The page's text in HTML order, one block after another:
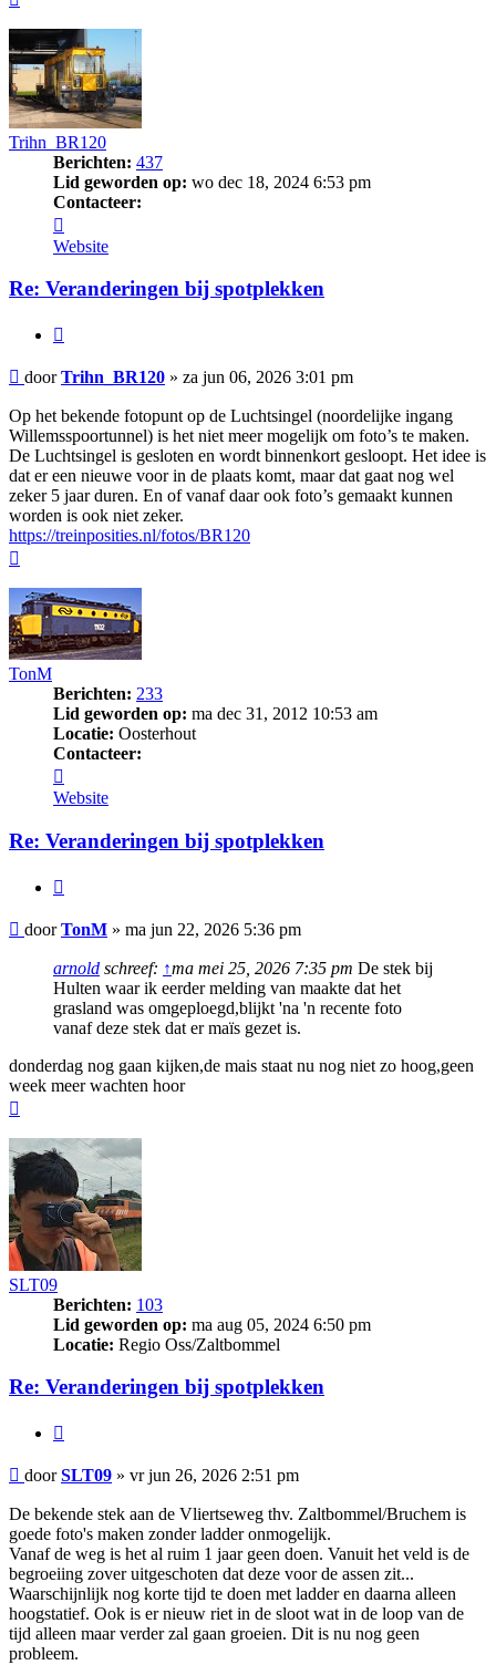
Trihn_BR120
Berichten: 437
Lid geworden op: wo dec 18, 2024 6:53 pm
Contacteer:
Trihn_BR120
Website
Re: Veranderingen bij spotplekken
Bericht
doorTrihn_BR120 » za jun 06, 2026 3:01 pm
Op het bekende fotopunt op de Luchtsingel (noordelijke ingang
Willemsspoortunnel) is het niet meer mogelijk om foto’s te maken.
De Luchtsingel is gesloten en wordt binnenkort gesloopt. Het idee is
dat er een nieuwe voor in de plaats komt, maar dat gaat nog wel
zeker 5 jaar duren. En of vanaf daar ook foto’s gemaakt kunnen
worden is ook niet zeker.
https://treinposities.nl/fotos/BR120
TonM
Berichten: 233
Lid geworden op: ma dec 31, 2012 10:53 am
Locatie: Oosterhout
Contacteer:
TonM
Website
Re: Veranderingen bij spotplekken
Bericht
doorTonM » ma jun 22, 2026 5:36 pm
arnold schreef: ↑ma mei 25, 2026 7:35 pm De stek bij
Hulten waar ik eerder melding van maakte dat het
grasland was omgeploegd,blijkt 'na 'n recente foto
vanaf deze stek dat er maïs gezet is.
donderdag nog gaan kijken,de mais staat nu nog niet zo hoog,geen
week meer wachten hoor
SLT09
Berichten: 103
Lid geworden op: ma aug 05, 2024 6:50 pm
Locatie: Regio Oss/Zaltbommel
Re: Veranderingen bij spotplekken
Bericht
doorSLT09 » vr jun 26, 2026 2:51 pm
De bekende stek aan de Vliertseweg thv. Zaltbommel/Bruchem is
goede foto's maken zonder ladder onmogelijk.
Vanaf de weg is het al ruim 1 jaar geen doen. Vanuit het veld is de
begroeiing zover uitgeschoten dat deze voor de assen zit...
Waarschijnlijk nog korte tijd te doen met ladder en daarna alleen
hoogstatief. Ook is er nieuw riet in de sloot wat in de loop van de
tijd alleen maar verder zal gaan groeien. Dit is nu nog geen
probleem.